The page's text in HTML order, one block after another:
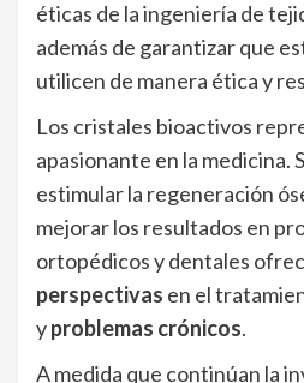
éticas de la ingeniería de
además de garantizar que
utilicen de manera ética y
Los cristales bioactivos
apasionante en la medicina.
estimular la regeneración
mejorar los resultados en
ortopédicos y dentales
perspectivas en el
yproblemas crónicos.
A medida que continúan la